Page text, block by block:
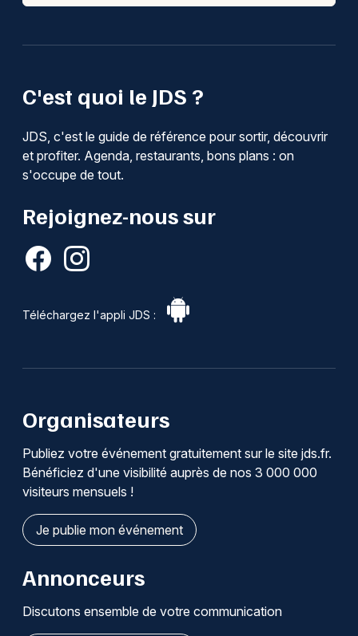
C'est quoi le JDS ?
JDS, c'est le guide de référence pour sortir, découvrir
et profiter. Agenda, restaurants, bons plans : on
s'occupe de tout.
Rejoignez-nous sur
Téléchargez l'appli JDS :
Organisateurs
Publiez votre événement gratuitement sur le site jds.fr.
Bénéficiez d'une visibilité auprès de nos 3 000 000
visiteurs mensuels !
Je publie mon événement
Annonceurs
Discutons ensemble de votre communication